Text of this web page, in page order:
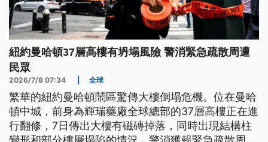
紐約曼哈頓37層高樓有坍塌風險 警消緊急疏散周遭
民眾
2026/7/8 07:34 全球
繁華的紐約曼哈頓鬧區驚傳大樓倒塌危機。位在曼哈
頓中城，前身為輝瑞藥廠全球總部的37層高樓正在進
行翻修，7日傳出大樓有磁磚掉落，同時出現結構柱